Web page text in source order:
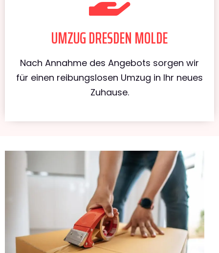
UMZUG DRESDEN MOLDE
Nach Annahme des Angebots sorgen wir
für einen reibungslosen Umzug in Ihr neues
Zuhause.